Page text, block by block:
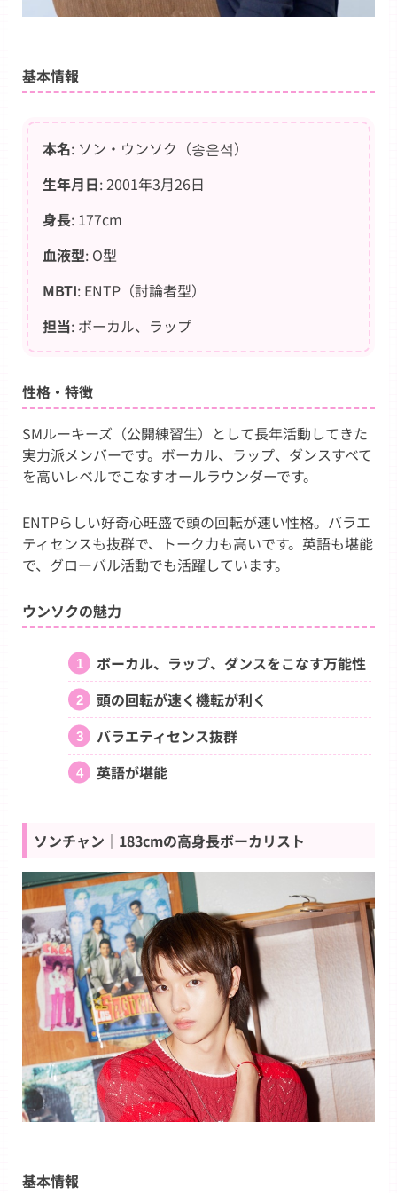
基本情報
本名: ソン・ウンソク（송은석）
生年月日: 2001年3月26日
身長: 177cm
血液型: O型
MBTI: ENTP（討論者型）
担当: ボーカル、ラップ
性格・特徴
SMルーキーズ（公開練習生）として長年活動してきた
実力派メンバーです。ボーカル、ラップ、ダンスすべて
を高いレベルでこなすオールラウンダーです。
ENTPらしい好奇心旺盛で頭の回転が速い性格。バラエ
ティセンスも抜群で、トーク力も高いです。英語も堪能
で、グローバル活動でも活躍しています。
ウンソクの魅力
ボーカル、ラップ、ダンスをこなす万能性
頭の回転が速く機転が利く
バラエティセンス抜群
英語が堪能
ソンチャン｜183cmの高身長ボーカリスト
基本情報